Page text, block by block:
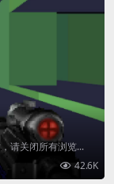
请关闭所有浏览...
42.6K